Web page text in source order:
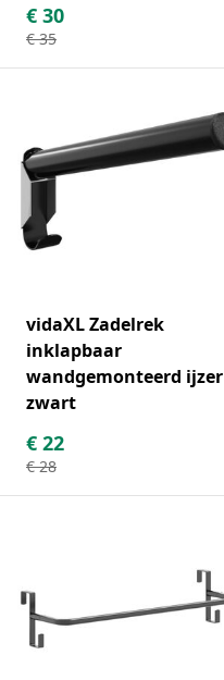
€ 30
€ 35
vidaXL Zadelrek
inklapbaar
wandgemonteerd ijzer
zwart
€ 22
€ 28